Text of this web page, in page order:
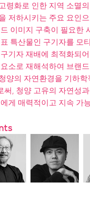
령화로 인한 지역 소멸
저하시키는 주요 요인
이미지 구축이 필요한
특산물인 구기자를 모
기자 재배에 최적화되
소로 재해석하여 브랜
양의 자연환경을 기하
써, 청양 고유의 자연성
게 매력적이고 지속 가